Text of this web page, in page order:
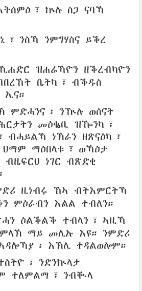
፣ ኵሉ ስጋ ናባኻ
፣ ንስኻ ንምግሃስና ይቕረ
ዝሐሬኻዮን ዘቕረብካዮን
ቤትካ ፣ ብቕዱስ
ኢና።
ምድሓንና ፣ ንዅሉ ወሰናት
መዕቈቢ ዝዀንካ፣
ብሓይልኻ ነኽራን ዘጽናዕካ ፣
ህማም ማዕበላቱ ፣ ወኻዕታ
ብዜፍርህ ነገር ብጽድቂ
ዚነብሩ ኸኣ ብትእምርትኻ
ምዕራብን እልል ተብለን።
ዕልቕልቕ ተብላን፣ ኣዚኻ
ማይ መሊኡ እዩ። ንምድሪ
፣ እኽሊ ተዳልወሎም።
፣ ንድንኵላታ
ተለምልማ ፣ ንብቚላ